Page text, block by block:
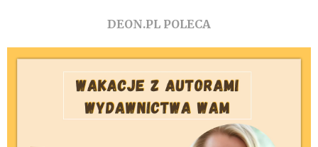
DEON.PL POLECA